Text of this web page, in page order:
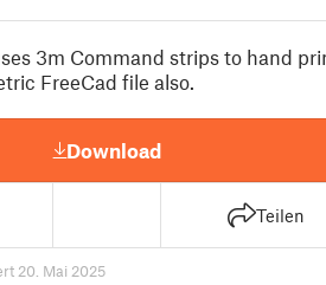
3m Command strips to hand
FreeCad file also.
Download
Teilen
20. Mai 2025